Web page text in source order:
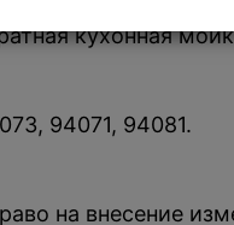
кухонная
94071, 94081.
на внесение